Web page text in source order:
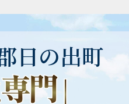
日の出町